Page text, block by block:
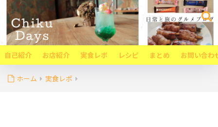
自己紹介 お店紹介 実食レポ レシピ まとめ お問い合わ
ホーム 実食レポ